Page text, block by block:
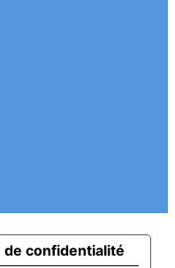
de confidentialité